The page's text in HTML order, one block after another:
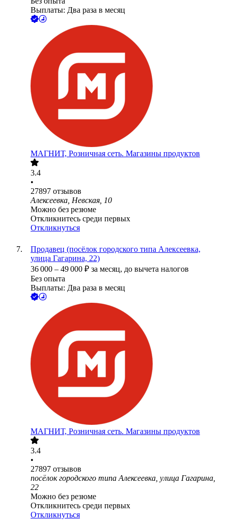
Выплаты: Два раза в месяц
МАГНИТ, Розничная сеть. Магазины продуктов
3.4
•
27897 отзывов
Алексеевка, Невская, 10
Можно без резюме
Откликнитесь среди первых
Откликнуться
Продавец (посёлок городского типа Алексеевка,
улица Гагарина, 22)
36 000 – 49 000 ₽ за месяц, до вычета налогов
Без опыта
Выплаты: Два раза в месяц
МАГНИТ, Розничная сеть. Магазины продуктов
3.4
•
27897 отзывов
посёлок городского типа Алексеевка, улица Гагарина,
22
Можно без резюме
Откликнитесь среди первых
Откликнуться